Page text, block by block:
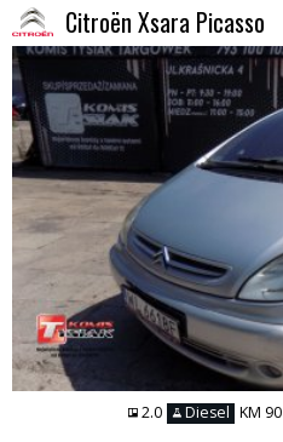
Citroën Xsara Picasso
2.0 Diesel KM 90